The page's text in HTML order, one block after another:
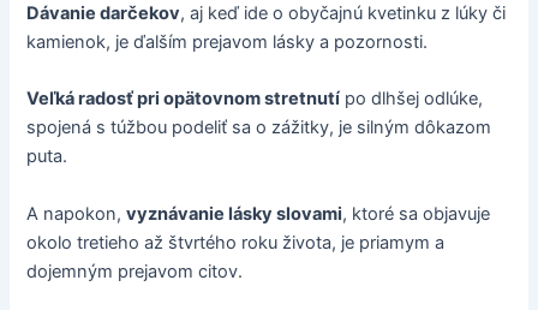
Dávanie darčekov, aj keď ide o obyčajnú kvetinku z lúky či
kamienok, je ďalším prejavom lásky a pozornosti.
Veľká radosť pri opätovnom stretnutí po dlhšej odlúke,
spojená s túžbou podeliť sa o zážitky, je silným dôkazom
puta.
A napokon,vyznávanie lásky slovami, ktoré sa objavuje
okolo tretieho až štvrtého roku života, je priamym a
dojemným prejavom citov.